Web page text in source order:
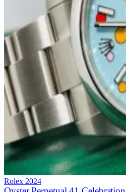
Rolex 2024